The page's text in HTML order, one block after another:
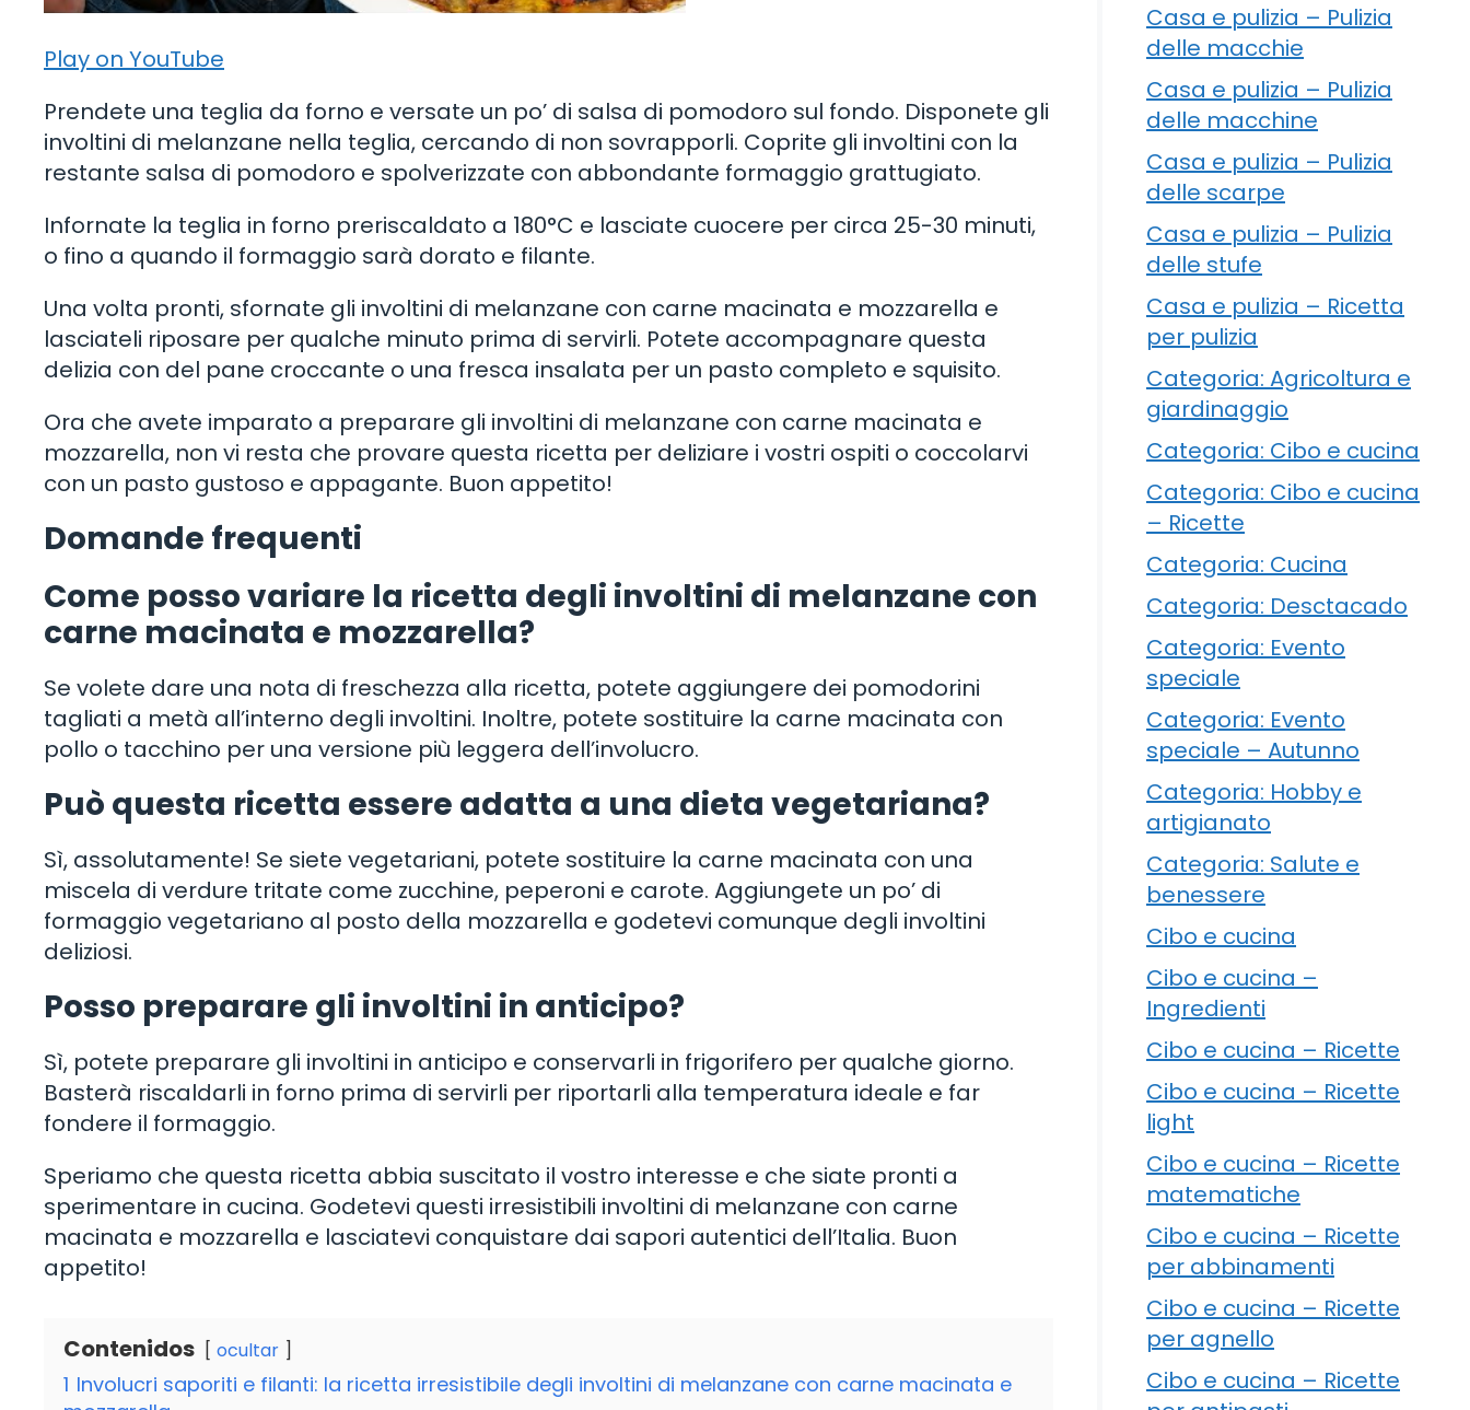
Play on YouTube
Prendete una teglia da forno e versate un po’ di salsa di pomodoro sul fondo. Disponete gli
involtini di melanzane nella teglia, cercando di non sovrapporli. Coprite gli involtini con la
restante salsa di pomodoro e spolverizzate con abbondante formaggio grattugiato.
Infornate la teglia in forno preriscaldato a 180°C e lasciate cuocere per circa 25-30 minuti,
o fino a quando il formaggio sarà dorato e filante.
Una volta pronti, sfornate gli involtini di melanzane con carne macinata e mozzarella e
lasciateli riposare per qualche minuto prima di servirli. Potete accompagnare questa
delizia con del pane croccante o una fresca insalata per un pasto completo e squisito.
Ora che avete imparato a preparare gli involtini di melanzane con carne macinata e
mozzarella, non vi resta che provare questa ricetta per deliziare i vostri ospiti o coccolarvi
con un pasto gustoso e appagante. Buon appetito!
Domande frequenti
Come posso variare la ricetta degli involtini di melanzane con
carne macinata e mozzarella?
Se volete dare una nota di freschezza alla ricetta, potete aggiungere dei pomodorini
tagliati a metà all’interno degli involtini. Inoltre, potete sostituire la carne macinata con
pollo o tacchino per una versione più leggera dell’involucro.
Può questa ricetta essere adatta a una dieta vegetariana?
Sì, assolutamente! Se siete vegetariani, potete sostituire la carne macinata con una
miscela di verdure tritate come zucchine, peperoni e carote. Aggiungete un po’ di
formaggio vegetariano al posto della mozzarella e godetevi comunque degli involtini
deliziosi.
Posso preparare gli involtini in anticipo?
Sì, potete preparare gli involtini in anticipo e conservarli in frigorifero per qualche giorno.
Basterà riscaldarli in forno prima di servirli per riportarli alla temperatura ideale e far
fondere il formaggio.
Speriamo che questa ricetta abbia suscitato il vostro interesse e che siate pronti a
sperimentare in cucina. Godetevi questi irresistibili involtini di melanzane con carne
macinata e mozzarella e lasciatevi conquistare dai sapori autentici dell’Italia. Buon
appetito!
Contenidos ocultar
1 Involucri saporiti e filanti: la ricetta irresistibile degli involtini di melanzane con carne macinata e
Casa e pulizia – Pulizia
delle macchie
Casa e pulizia – Pulizia
delle macchine
Casa e pulizia – Pulizia
delle scarpe
Casa e pulizia – Pulizia
delle stufe
Casa e pulizia – Ricetta
per pulizia
Categoria: Agricoltura e
giardinaggio
Categoria: Cibo e cucina
Categoria: Cibo e cucina
– Ricette
Categoria: Cucina
Categoria: Desctacado
Categoria: Evento
speciale
Categoria: Evento
speciale – Autunno
Categoria: Hobby e
artigianato
Categoria: Salute e
benessere
Cibo e cucina
Cibo e cucina –
Ingredienti
Cibo e cucina – Ricette
Cibo e cucina – Ricette
light
Cibo e cucina – Ricette
matematiche
Cibo e cucina – Ricette
per abbinamenti
Cibo e cucina – Ricette
per agnello
Cibo e cucina – Ricette